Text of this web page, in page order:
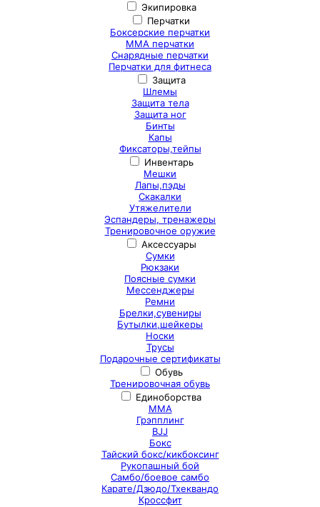
Экипировка
Перчатки
Боксерские перчатки
ММА перчатки
Снарядные перчатки
Перчатки для фитнеса
Защита
Шлемы
Защита тела
Защита ног
Бинты
Капы
Фиксаторы,тейпы
Инвентарь
Мешки
Лапы,пэды
Скакалки
Утяжелители
Эспандеры, тренажеры
Тренировочное оружие
Аксессуары
Сумки
Рюкзаки
Поясные сумки
Мессенджеры
Ремни
Брелки,сувениры
Бутылки,шейкеры
Носки
Трусы
Подарочные сертификаты
Обувь
Тренировочная обувь
Единоборства
ММА
Грэпплинг
BJJ
Бокс
Тайский бокс/кикбоксинг
Рукопашный бой
Самбо/боевое самбо
Карате/Дзюдо/Тхеквандо
Кроссфит